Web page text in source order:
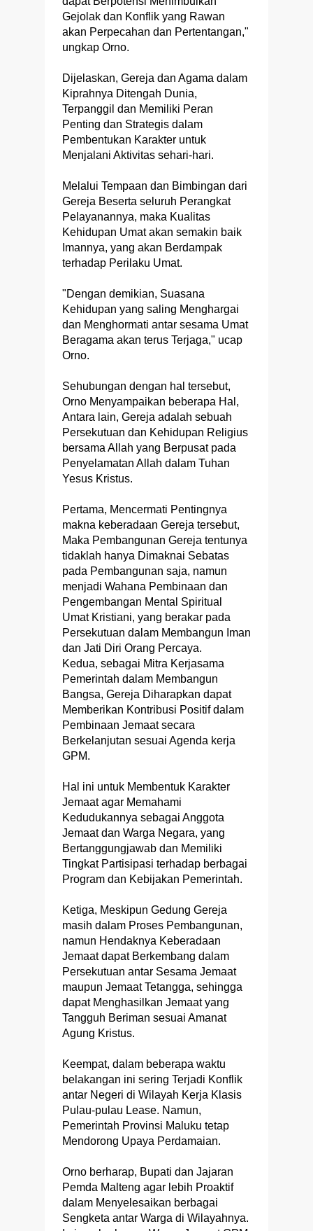
Gejolak dan Konflik yang Rawan
akan Perpecahan dan Pertentangan,"
ungkap Orno.
Dijelaskan, Gereja dan Agama dalam
Kiprahnya Ditengah Dunia,
Terpanggil dan Memiliki Peran
Penting dan Strategis dalam
Pembentukan Karakter untuk
Menjalani Aktivitas sehari-hari.
Melalui Tempaan dan Bimbingan dari
Gereja Beserta seluruh Perangkat
Pelayanannya, maka Kualitas
Kehidupan Umat akan semakin baik
Imannya, yang akan Berdampak
terhadap Perilaku Umat.
"Dengan demikian, Suasana
Kehidupan yang saling Menghargai
dan Menghormati antar sesama Umat
Beragama akan terus Terjaga," ucap
Orno.
Sehubungan dengan hal tersebut,
Orno Menyampaikan beberapa Hal,
Antara lain, Gereja adalah sebuah
Persekutuan dan Kehidupan Religius
bersama Allah yang Berpusat pada
Penyelamatan Allah dalam Tuhan
Yesus Kristus.
Pertama, Mencermati Pentingnya
makna keberadaan Gereja tersebut,
Maka Pembangunan Gereja tentunya
tidaklah hanya Dimaknai Sebatas
pada Pembangunan saja, namun
menjadi Wahana Pembinaan dan
Pengembangan Mental Spiritual
Umat Kristiani, yang berakar pada
Persekutuan dalam Membangun Iman
dan Jati Diri Orang Percaya.
Kedua, sebagai Mitra Kerjasama
Pemerintah dalam Membangun
Bangsa, Gereja Diharapkan dapat
Memberikan Kontribusi Positif dalam
Pembinaan Jemaat secara
Berkelanjutan sesuai Agenda kerja
GPM.
Hal ini untuk Membentuk Karakter
Jemaat agar Memahami
Kedudukannya sebagai Anggota
Jemaat dan Warga Negara, yang
Bertanggungjawab dan Memiliki
Tingkat Partisipasi terhadap berbagai
Program dan Kebijakan Pemerintah.
Ketiga, Meskipun Gedung Gereja
masih dalam Proses Pembangunan,
namun Hendaknya Keberadaan
Jemaat dapat Berkembang dalam
Persekutuan antar Sesama Jemaat
maupun Jemaat Tetangga, sehingga
dapat Menghasilkan Jemaat yang
Tangguh Beriman sesuai Amanat
Agung Kristus.
Keempat, dalam beberapa waktu
belakangan ini sering Terjadi Konflik
antar Negeri di Wilayah Kerja Klasis
Pulau-pulau Lease. Namun,
Pemerintah Provinsi Maluku tetap
Mendorong Upaya Perdamaian.
Orno berharap, Bupati dan Jajaran
Pemda Malteng agar lebih Proaktif
dalam Menyelesaikan berbagai
Sengketa antar Warga di Wilayahnya.